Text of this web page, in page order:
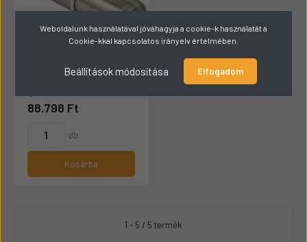
Szelepvezető
88.798 Ft
db
Kosárba
1 - 5 / 5 termék
Weboldalunk használatával jóváhagyja a cookie-k használatát a
Cookie-kkal kapcsolatos irányelv értelmében.
Beállítások módosítása Elfogadom